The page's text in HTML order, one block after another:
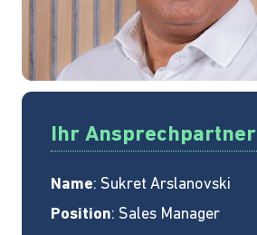
Ihr Ansprechpartner
Name: Sukret Arslanovski
Position: Sales Manager